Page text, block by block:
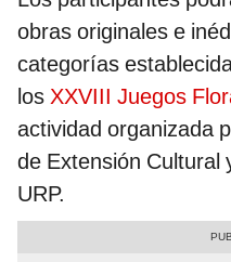
obras originales e
categorías
los XXVIII Juegos
actividad organizada
de Extensión Cultural
URP.